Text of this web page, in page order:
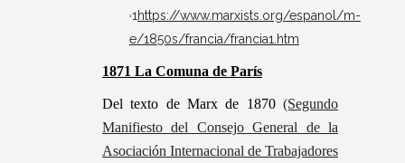
11 https://www.marxists.org/espanol/m-
e/1850s/francia/francia1.htm
1871 La Comuna de París
Del texto de Marx de 1870 (Segundo
Manifiesto del Consejo General de la
Asociación Internacional de Trabajadores